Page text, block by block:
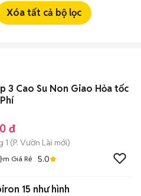
Xóa tất cả bộ lọc
3 Cao Su Non Giao Hỏa tốc
đ
1 (P. Vườn Lài mới)
Giá Rẻ 5.0
15 như hình